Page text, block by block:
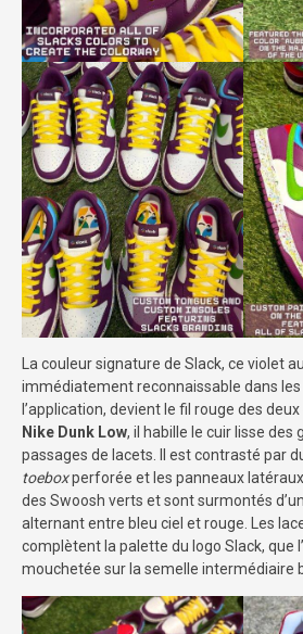
La couleur signature de Slack, ce violet
immédiatement reconnaissable dans
l’application, devient le fil rouge des
Nike Dunk Low, il habille le cuir lisse des
passages de lacets. Il est contrasté par
toeboxperforée et les panneaux
des Swoosh verts et sont surmontés
alternant entre bleu ciel et rouge. Les
complètent la palette du logo Slack, que
mouchetée sur la semelle intermédiaire